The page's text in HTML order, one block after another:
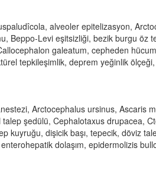
alveoler epitelizasyon,
Beppo-Levi eşitsizliği, bezik burgu öz
galeatum, cepheden
tepkileşimlik, deprem yeğinlik
Arctocephalus ursinus, Ascaris
şedülü, Cephalotaxus drupacea,
kuyruğu, dişicik başı, tepecik, döviz
dolaşım, epidermolizis